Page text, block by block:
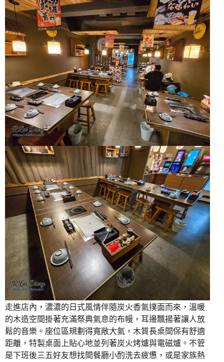
走進店內，濃濃的日式風情伴隨炭火香氣撲面而來，溫暖
的木造空間掛著充滿祭典氣息的布幔，耳邊飄揚著讓人放
鬆的音樂。座位區規劃得寬敞大氣，木質長桌間保有舒適
距離，特製桌面上貼心地並列著炭火烤爐與電磁爐。不管
是下班後三五好友想找間餐廳小酌洗去疲憊，或是家族熱